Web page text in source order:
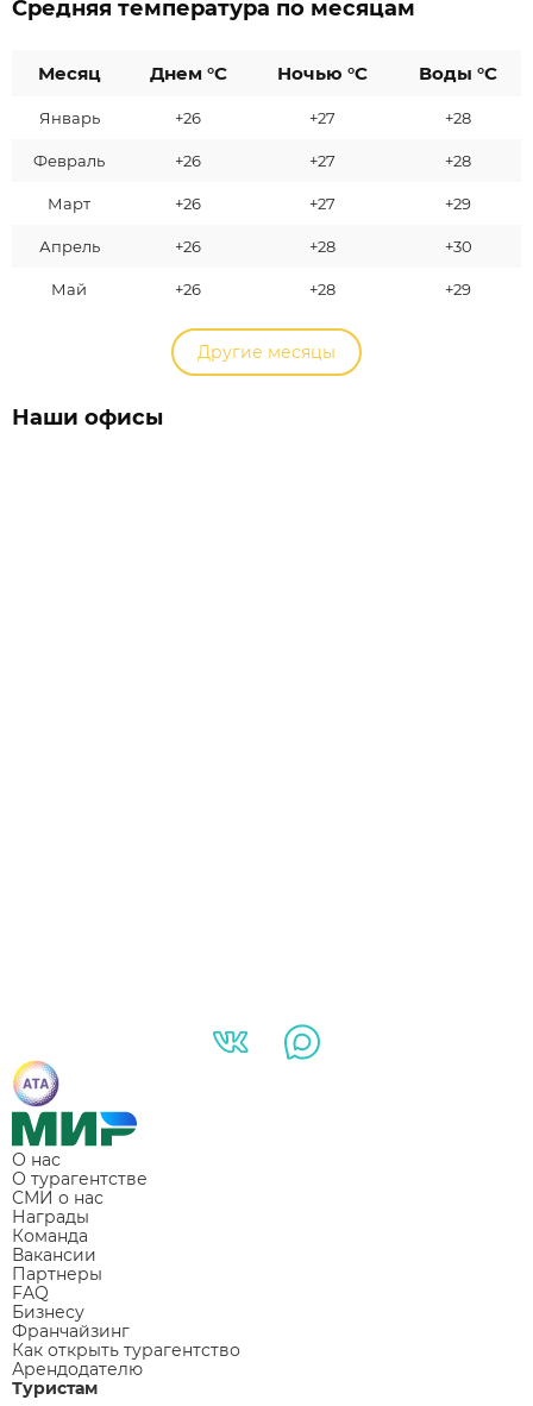
Средняя температура по месяцам
Месяц Днем °C Ночью °C Воды °C
Январь +26 +27 +28
Февраль +26 +27 +28
Март +26 +27 +29
Апрель +26 +28 +30
Май +26 +28 +29
Другие месяцы
Наши офисы
О нас
О турагентстве
СМИ о нас
Награды
Команда
Вакансии
Партнеры
FAQ
Бизнесу
Франчайзинг
Как открыть турагентство
Арендодателю
Туристам